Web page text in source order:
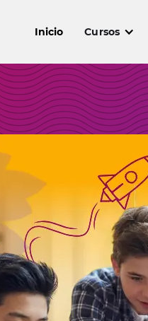
Inicio Cursos